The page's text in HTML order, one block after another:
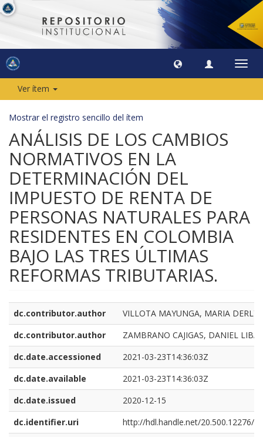
Ver ítem
Mostrar el registro sencillo del ítem
ANÁLISIS DE LOS CAMBIOS
NORMATIVOS EN LA
DETERMINACIÓN DEL
IMPUESTO DE RENTA DE
PERSONAS NATURALES PARA
RESIDENTES EN COLOMBIA
BAJO LAS TRES ÚLTIMAS
REFORMAS TRIBUTARIAS.
dc.contributor.author
VILLOTA MAYUNGA, MARIA DERLY
dc.contributor.author
ZAMBRANO CAJIGAS, DANIEL
dc.date.accessioned
2021-03-23T14:36:03Z
dc.date.available
2021-03-23T14:36:03Z
dc.date.issued
2020-12-15
dc.identifier.uri
http://hdl.handle.net/20.500.12276/